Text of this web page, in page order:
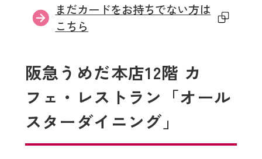
外
部
ト
を
ウ
イ
まだカードをお持ちでない方は
こちら
阪急うめだ本店12階 カ
フェ・レストラン 「オール
スターダイニング」